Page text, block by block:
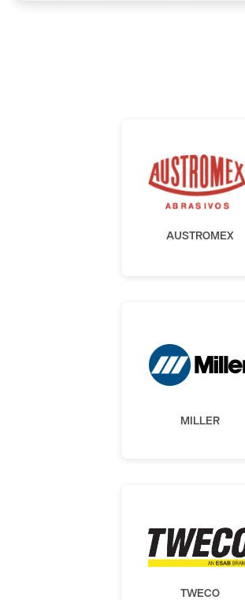
AUSTROMEX
MILLER
TWECO